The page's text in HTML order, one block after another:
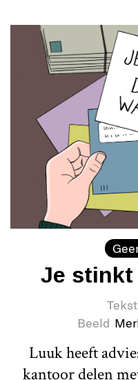
Je stinkt
Tekst
Beeld
Luuk heeft
kantoor delen